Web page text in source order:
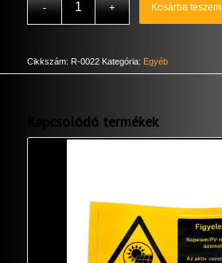
Kosárba teszem
Cikkszám: R-0022 Kategória: Egyéb
Kapcsolódó termékek